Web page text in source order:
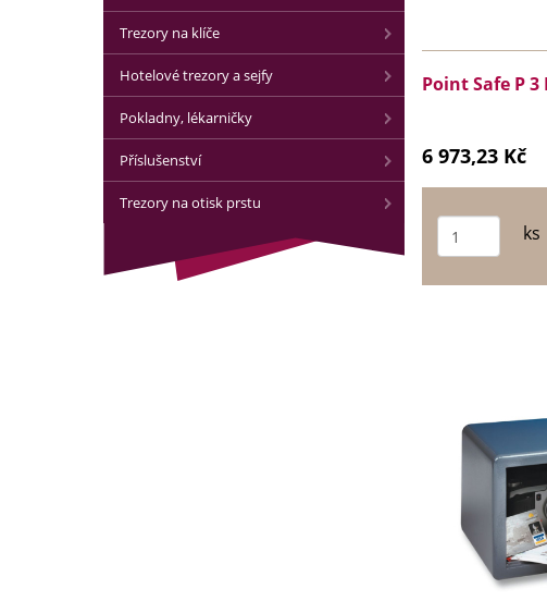
Point Safe P 3
6 973,23 Kč
ks
Trezory na klíče
Hotelové trezory a sejfy
Pokladny, lékarničky
Příslušenství
Trezory na otisk prstu